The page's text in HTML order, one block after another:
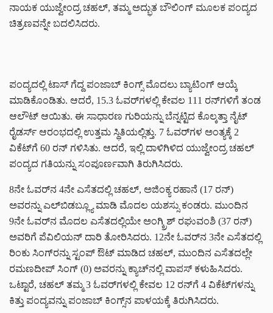
ನಾಯಕ ಯುಜ್ವೇಂದ್ರ ಚಹಲ್, ತಮ್ಮ ಅದ್ಭುತ ಬೌಲಿಂಗ್ ಮೂಲಕ ಪಂದ್ಯದ
ಚಿತ್ರಣವನ್ನೇ ಬದಲಿಸಿದರು.
ಪಂದ್ಯದಲ್ಲಿ ಟಾಸ್ ಗೆದ್ದ ಪಂಜಾಬ್ ಕಿಂಗ್ಸ್ ಮೊದಲು ಬ್ಯಾಟಿಂಗ್ ಆಯ್ಕೆ
ಮಾಡಿಕೊಂಡಿತು. ಆದರೆ, 15.3 ಓವರ್‌ಗಳಲ್ಲಿ ಕೇವಲ 111 ರನ್‌ಗಳಿಗೆ ತಂಡ
ಆಲೌಟ್ ಆಯಿತು. ಈ ಸಾಧಾರಣ ಗುರಿಯನ್ನು ಬೆನ್ನಟ್ಟಿದ ಕೊಲ್ಕತ್ತಾ ನೈಟ್
ರೈಡರ್ಸ್ ಆರಂಭದಲ್ಲಿ ಉತ್ತಮ ಸ್ಥಿತಿಯಲ್ಲಿತ್ತು. 7 ಓವರ್‌ಗಳ ಅಂತ್ಯಕ್ಕೆ 2
ವಿಕೆಟ್‌ಗೆ 60 ರನ್ ಗಳಿಸಿತು. ಆದರೆ, ಇಲ್ಲಿ ದಾಳಿಗಿಳಿದ ಯುಜ್ವೇಂದ್ರ ಚಹಲ್
ಪಂದ್ಯದ ಗತಿಯನ್ನು ಸಂಪೂರ್ಣವಾಗಿ ತಿರುಗಿಸಿದರು.
8ನೇ ಓವರ್‌ನ 4ನೇ ಎಸೆತದಲ್ಲಿ ಚಹಲ್, ಅಜಿಂಕ್ಯ ರಹಾನೆ (17 ರನ್)
ಅವರನ್ನು ಎಲ್‌ಬಿಡಬ್ಲ್ಯೂ ಮಾಡಿ ಮೊದಲ ಯಶಸ್ಸು ಕಂಡರು. ಮುಂದಿನ
9ನೇ ಓವರ್‌ನ ಮೊದಲ ಎಸೆತದಲ್ಲಿಯೇ ಅಂಗ್ಕ್ರಿಶ್ ರಘುವಂಶಿ (37 ರನ್)
ಅವರಿಗೆ ಪೆವಿಲಿಯನ್ ದಾರಿ ತೋರಿಸಿದರು. 12ನೇ ಓವರ್‌ನ 3ನೇ ಎಸೆತದಲ್ಲಿ
ರಿಂಕು ಸಿಂಗ್‌ರನ್ನು ಸ್ಟಂಪ್ ಔಟ್ ಮಾಡಿದ ಚಹಲ್, ಮುಂದಿನ ಎಸೆತದಲ್ಲೇ
ರಮಣದೀಪ್ ಸಿಂಗ್ (0) ಅವರನ್ನು ಕ್ಯಾಚ್‌ನಲ್ಲಿ ವಾಪಸ್ ಕಳುಹಿಸಿದರು.
ಒಟ್ಟಾರೆ, ಚಹಲ್ ತಮ್ಮ 3 ಓವರ್‌ಗಳಲ್ಲಿ ಕೇವಲ 12 ರನ್‌ಗೆ 4 ವಿಕೆಟ್‌ಗಳನ್ನು
ಕಿತ್ತು ಪಂದ್ಯವನ್ನು ಪಂಜಾಬ್ ಕಿಂಗ್ಸ್‌ನ ಪಾಳಯಕ್ಕೆ ತಿರುಗಿಸಿದರು.